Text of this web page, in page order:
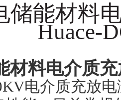
储能材料
Huace-
材料电介质
电介质充放